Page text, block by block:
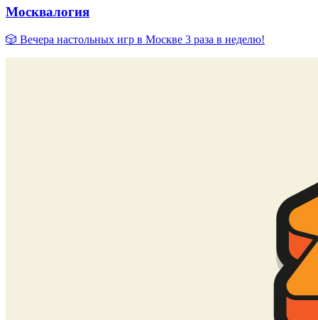
Москвалогия
🎲 Вечера настольных игр в Москве 3 раза в неделю!